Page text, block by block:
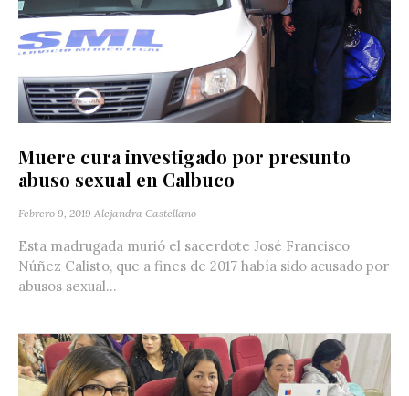
Muere cura investigado por presunto
abuso sexual en Calbuco
Febrero 9, 2019 Alejandra Castellano
Esta madrugada murió el sacerdote José Francisco
Núñez Calisto, que a fines de 2017 había sido acusado por
abusos sexual...